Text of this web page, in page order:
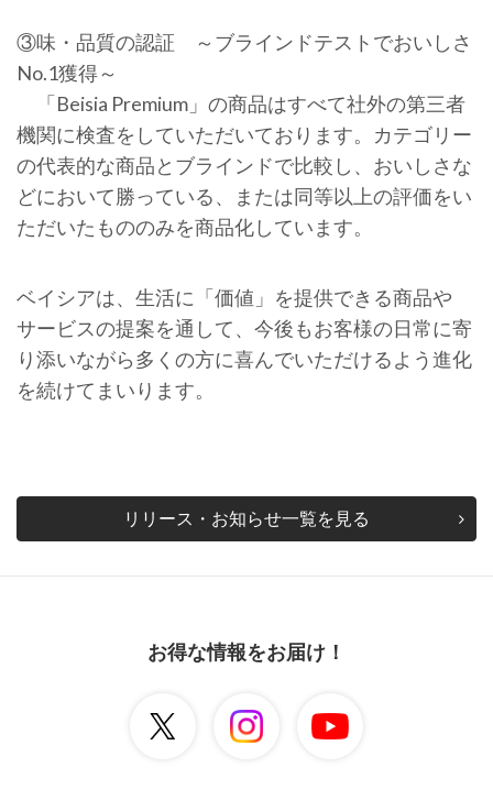
③味・品質の認証 ～ブラインドテストでおいしさ
No.1獲得～
「Beisia Premium」の商品はすべて社外の第三者
機関に検査をしていただいております。カテゴリー
の代表的な商品とブラインドで比較し、おいしさな
どにおいて勝っている、または同等以上の評価をい
ただいたもののみを商品化しています。
ベイシアは、生活に「価値」を提供できる商品や
サービスの提案を通して、今後もお客様の日常に寄
り添いながら多くの方に喜んでいただけるよう進化
を続けてまいります。
リリース・お知らせ一覧を見る
お得な情報をお届け！